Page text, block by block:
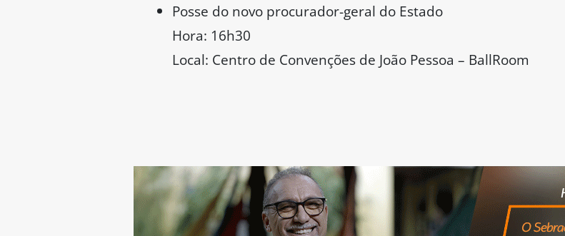
Posse do novo procurador-geral do Estado
Hora: 16h30
Local: Centro de Convenções de João Pessoa – BallRoom